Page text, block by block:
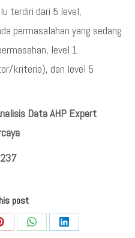
terdiri dari 5 level,
permasalahan yang sedang
level 1
kriteria), dan level 5
Data AHP Expert
post
Share
Share